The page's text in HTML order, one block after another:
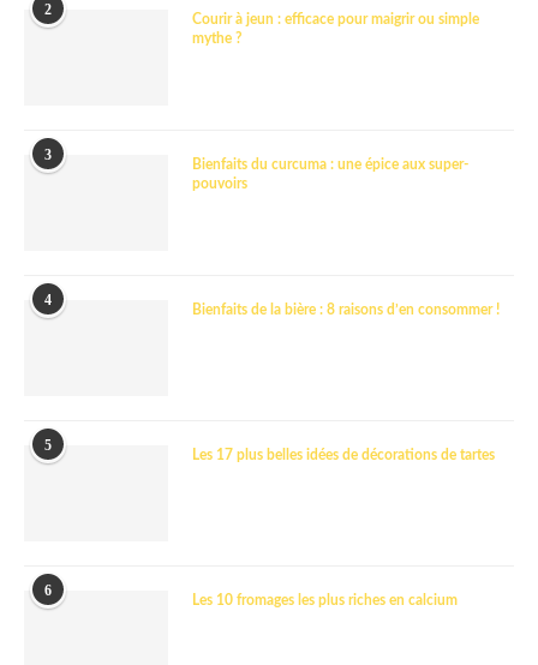
2
Courir à jeun : efficace pour maigrir ou simple
mythe ?
3
Bienfaits du curcuma : une épice aux super-
pouvoirs
4
Bienfaits de la bière : 8 raisons d’en consommer !
5
Les 17 plus belles idées de décorations de tartes
6
Les 10 fromages les plus riches en calcium